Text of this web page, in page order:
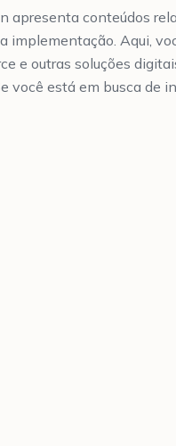
apresenta conteúdos
Aqui,
e outras soluções
está em busca de